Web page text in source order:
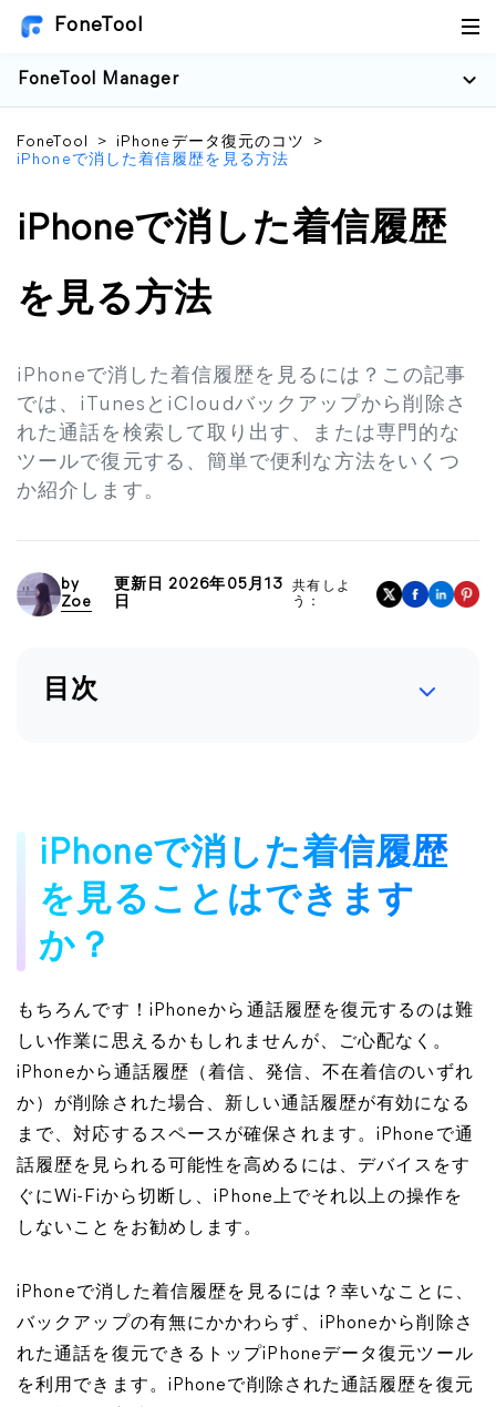
FoneTool
FoneTool Manager
FoneTool > iPhoneデータ復元のコツ
>
iPhoneで消した着信履歴を見る方法
iPhoneで消した着信履歴
を見る方法
iPhoneで消した着信履歴を見るには？この記事
では、iTunesとiCloudバックアップから削除さ
れた通話を検索して取り出す、または専門的な
ツールで復元する、簡単で便利な方法をいくつ
か紹介します。
by
Zoe
更新日 2026年05月13
日
共有しよ
う：
目次
iPhoneで消した着信履歴
を見ることはできます
か？
もちろんです！iPhoneから通話履歴を復元するのは難
しい作業に思えるかもしれませんが、ご心配なく。
iPhoneから通話履歴（着信、発信、不在着信のいずれ
か）が削除された場合、新しい通話履歴が有効になる
まで、対応するスペースが確保されます。iPhoneで通
話履歴を見られる可能性を高めるには、デバイスをす
ぐにWi-Fiから切断し、iPhone上でそれ以上の操作を
しないことをお勧めします。
iPhoneで消した着信履歴を見るには？幸いなことに、
バックアップの有無にかかわらず、iPhoneから削除さ
れた通話を復元できるトップiPhoneデータ復元ツール
を利用できます。iPhoneで削除された通話履歴を復元